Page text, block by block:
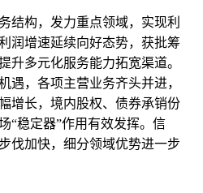
结构，发力重点领域，实现利
润增速延续向好态势，获批筹
升多元化服务能力拓宽渠道。
遇，各项主营业务齐头并进，
增长，境内股权、债券承销份
“稳定器”作用有效发挥。信
伐加快，细分领域优势进一步